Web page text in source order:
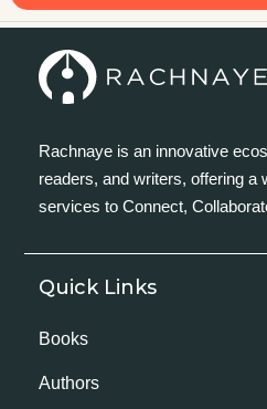
Rachnaye is an innovative
readers, and writers, offering a
services to Connect,
Quick Links
Books
Authors